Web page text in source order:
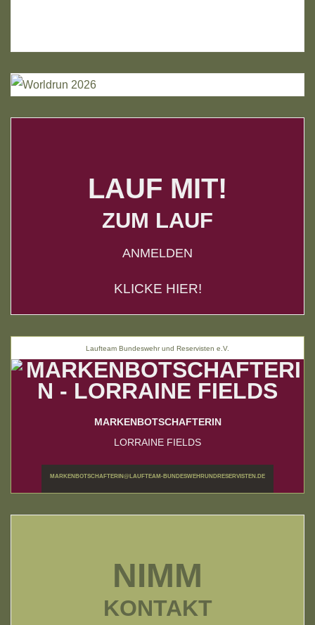
LAUF MIT!
ZUM LAUF
ANMELDEN
KLICKE HIER!
Laufteam Bundeswehr und Reservisten e.V.
MARKENBOTSCHAFTERIN
LORRAINE FIELDS
MARKENBOTSCHAFTERIN@LAUFTEAM-BUNDESWEHRUNDRESERVISTEN.DE
NIMM
KONTAKT